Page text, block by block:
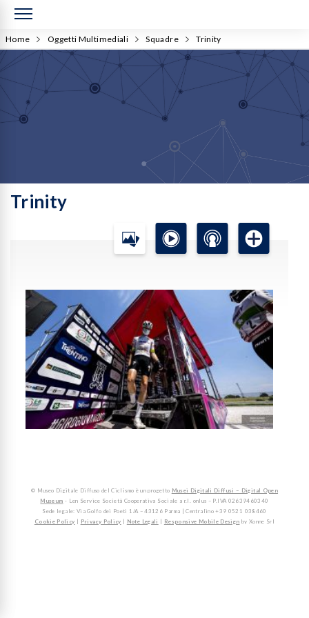
Home Oggetti Multimediali Squadre Trinity
Trinity
© Museo Digitale Diffuso del Ciclismo è un progetto Musei Digitali Diffusi – Digital Open
Museum - Len Service Società Cooperativa Sociale a r.l. onlus – P.IVA 02639460340
Sede legale: Via Golfo dei Poeti 1/A – 43126 Parma | Centralino +39 0521 038460
Cookie Policy | Privacy Policy | Note Legali | Responsive Mobile Design by Xonne Srl